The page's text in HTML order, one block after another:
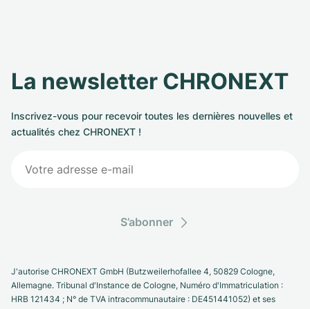
La newsletter CHRONEXT
Inscrivez-vous pour recevoir toutes les dernières nouvelles et
actualités chez CHRONEXT !
S’abonner
J'autorise CHRONEXT GmbH (Butzweilerhofallee 4, 50829 Cologne,
Allemagne. Tribunal d'Instance de Cologne, Numéro d'Immatriculation :
HRB 121434 ; N° de TVA intracommunautaire : DE451441052) et ses